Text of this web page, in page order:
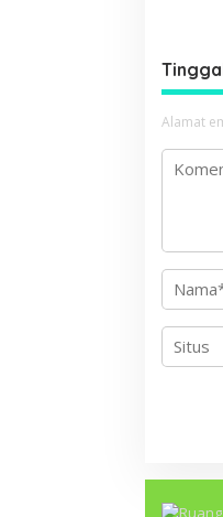
Alamat